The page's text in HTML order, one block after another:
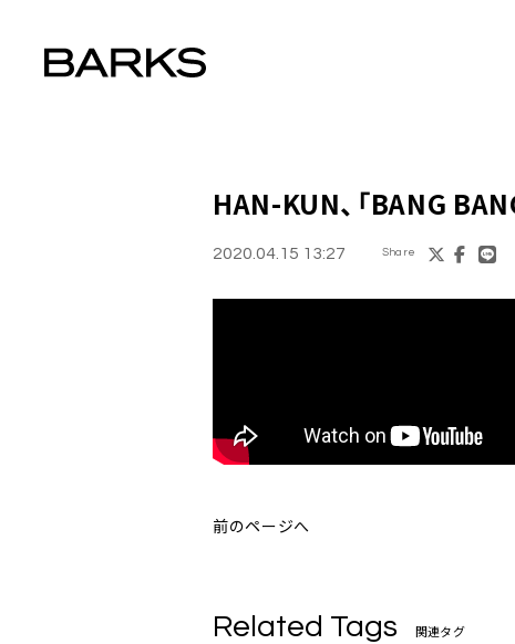
HAN-KUN、「BANG
2020.04.15 13:27 Share
前のページへ
Related Tags 関連タグ